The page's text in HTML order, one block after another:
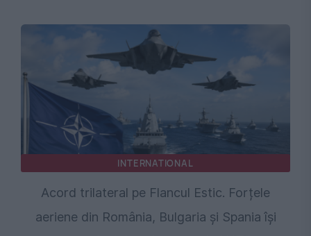
INTERNATIONAL
Acord trilateral pe Flancul Estic. Forțele
aeriene din România, Bulgaria și Spania își